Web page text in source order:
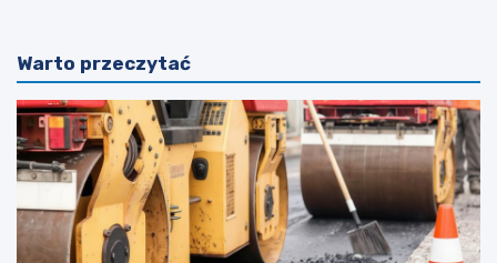
Warto przeczytać